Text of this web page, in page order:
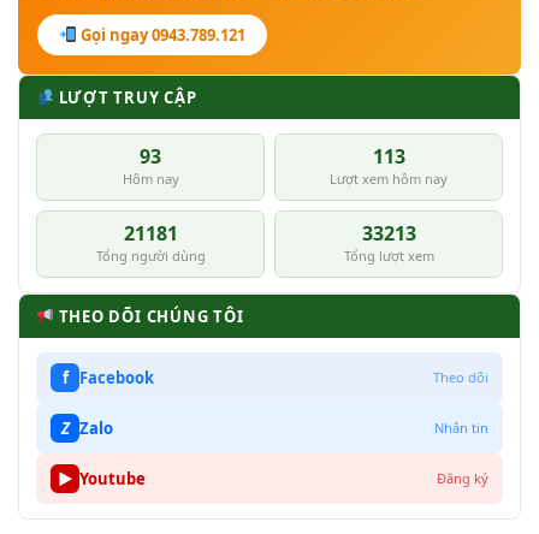
Gọi ngay 0943.789.121
LƯỢT TRUY CẬP
93
Hôm nay
113
Lượt xem hôm nay
21181
Tổng người dùng
33213
Tổng lượt xem
THEO DÕI CHÚNG TÔI
f Facebook Theo dõi
Z Zalo Nhắn tin
▶ Youtube Đăng ký